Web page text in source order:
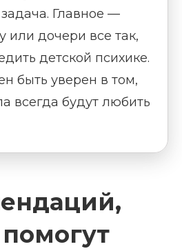
Главное —
или дочери все так,
детской психике.
быть уверен в том,
всегда будут любить